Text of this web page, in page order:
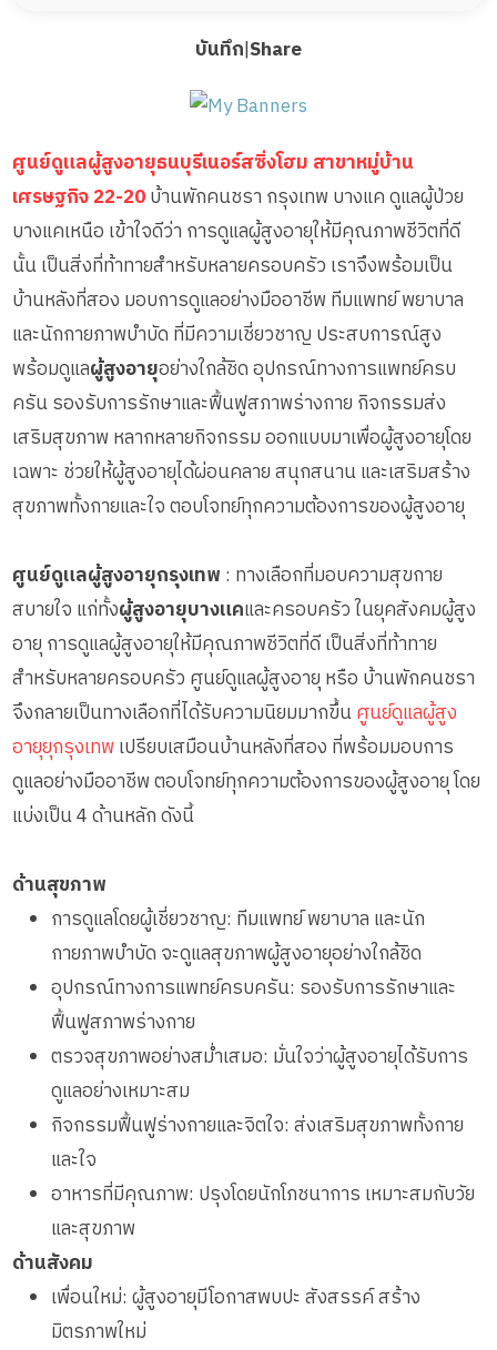
บันทึก|Share
ศูนย์ดูแลผู้สูงอายุธนบุรีเนอร์สซิ่งโฮม สาขาหมู่บ้าน
เศรษฐกิจ 22-20บ้านพักคนชรา กรุงเทพ บางแค ดูแลผู้ป่วย
บางแคเหนือ เข้าใจดีว่า การดูแลผู้สูงอายุให้มีคุณภาพชีวิตที่ดี
นั้น เป็นสิ่งที่ท้าทายสำหรับหลายครอบครัว เราจึงพร้อมเป็น
บ้านหลังที่สอง มอบการดูแลอย่างมืออาชีพ ทีมแพทย์ พยาบาล
และนักกายภาพบำบัด ที่มีความเชี่ยวชาญ ประสบการณ์สูง
พร้อมดูแลผู้สูงอายุอย่างใกล้ชิด อุปกรณ์ทางการแพทย์ครบ
ครัน รองรับการรักษาและฟื้นฟูสภาพร่างกาย กิจกรรมส่ง
เสริมสุขภาพ หลากหลายกิจกรรม ออกแบบมาเพื่อผู้สูงอายุโดย
เฉพาะ ช่วยให้ผู้สูงอายุได้ผ่อนคลาย สนุกสนาน และเสริมสร้าง
สุขภาพทั้งกายและใจ ตอบโจทย์ทุกความต้องการของผู้สูงอายุ
ศูนย์ดูแลผู้สูงอายุกรุงเทพ : ทางเลือกที่มอบความสุขกาย
สบายใจ แก่ทั้งผู้สูงอายุบางแคและครอบครัว ในยุคสังคมผู้สูง
อายุ การดูแลผู้สูงอายุให้มีคุณภาพชีวิตที่ดี เป็นสิ่งที่ท้าทาย
สำหรับหลายครอบครัว ศูนย์ดูแลผู้สูงอายุ หรือ บ้านพักคนชรา
จึงกลายเป็นทางเลือกที่ได้รับความนิยมมากขึ้นศูนย์ดูแลผู้สูง
อายุยุกรุงเทพเปรียบเสมือนบ้านหลังที่สอง ที่พร้อมมอบการ
ดูแลอย่างมืออาชีพ ตอบโจทย์ทุกความต้องการของผู้สูงอายุ โดย
แบ่งเป็น 4 ด้านหลัก ดังนี้
ด้านสุขภาพ
การดูแลโดยผู้เชี่ยวชาญ: ทีมแพทย์ พยาบาล และนัก
กายภาพบำบัด จะดูแลสุขภาพผู้สูงอายุอย่างใกล้ชิด
อุปกรณ์ทางการแพทย์ครบครัน: รองรับการรักษาและ
ฟื้นฟูสภาพร่างกาย
ตรวจสุขภาพอย่างสม่ำเสมอ: มั่นใจว่าผู้สูงอายุได้รับการ
ดูแลอย่างเหมาะสม
กิจกรรมฟื้นฟูร่างกายและจิตใจ: ส่งเสริมสุขภาพทั้งกาย
และใจ
อาหารที่มีคุณภาพ: ปรุงโดยนักโภชนาการ เหมาะสมกับวัย
และสุขภาพ
ด้านสังคม
เพื่อนใหม่: ผู้สูงอายุมีโอกาสพบปะ สังสรรค์ สร้าง
มิตรภาพใหม่